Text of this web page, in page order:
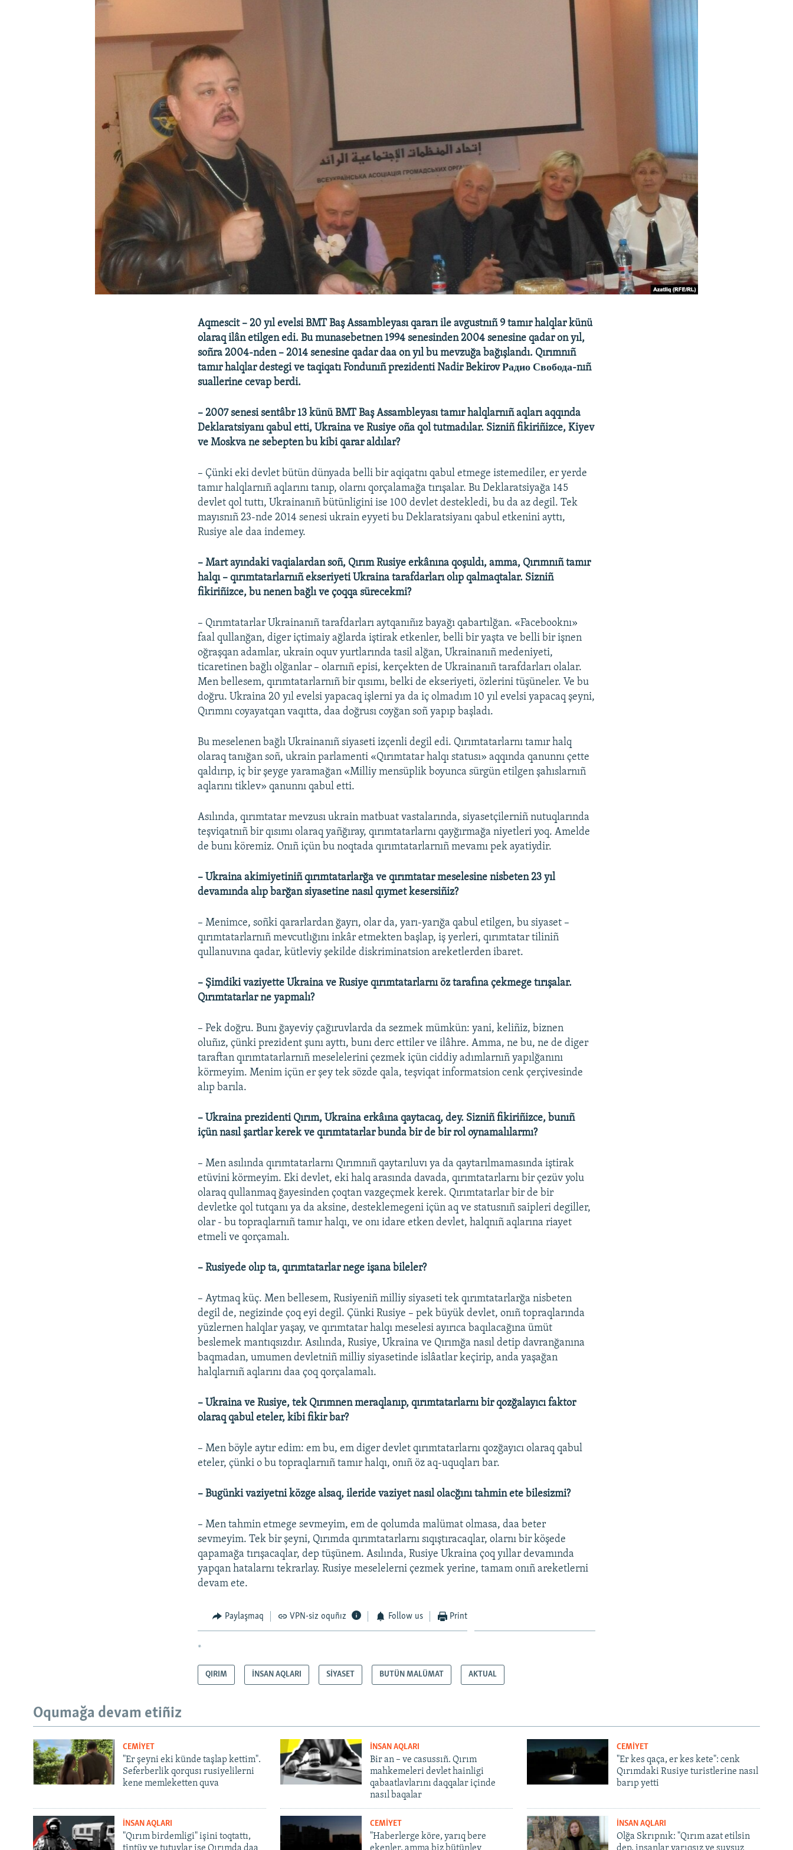
Aqmescit – 20 yıl evelsi BMT Baş Assambleyası qararı ile avgustnıñ 9 tamır halqlar künü
olaraq ilân etilgen edi. Bu munasebetnen 1994 senesinden 2004 senesine qadar on yıl,
soñra 2004-nden – 2014 senesine qadar daa on yıl bu mevzuğa bağışlandı. Qırımnıñ
tamır halqlar destegi ve taqiqatı Fondunıñ prezidenti Nadir Bekirov Радио Свобода-nıñ
suallerine cevap berdi.
– 2007 senesi sentâbr 13 künü BMT Baş Assambleyası tamır halqlarnıñ aqları aqqında
Deklaratsiyanı qabul etti, Ukraina ve Rusiye oña qol tutmadılar. Sizniñ fikiriñizce, Kiyev
ve Moskva ne sebepten bu kibi qarar aldılar?
– Çünki eki devlet bütün dünyada belli bir aqiqatnı qabul etmege istemediler, er yerde
tamır halqlarnıñ aqlarını tanıp, olarnı qorçalamağa tırışalar. Bu Deklaratsiyağa 145
devlet qol tuttı, Ukrainanıñ bütünligini ise 100 devlet destekledi, bu da az degil. Tek
mayısnıñ 23-nde 2014 senesi ukrain eyyeti bu Deklaratsiyanı qabul etkenini ayttı,
Rusiye ale daa indemey.
– Mart ayındaki vaqialardan soñ, Qırım Rusiye erkânına qoşuldı, amma, Qırımnıñ tamır
halqı – qırımtatarlarnıñ ekseriyeti Ukraina tarafdarları olıp qalmaqtalar. Sizniñ
fikiriñizce, bu nenen bağlı ve çoqqa sürecekmi?
– Qırımtatarlar Ukrainanıñ tarafdarları aytqanıñız bayağı qabartılğan. «Facebooknı»
faal qullanğan, diger içtimaiy ağlarda iştirak etkenler, belli bir yaşta ve belli bir işnen
oğraşqan adamlar, ukrain oquv yurtlarında tasil alğan, Ukrainanıñ medeniyeti,
ticaretinen bağlı olğanlar – olarnıñ episi, kerçekten de Ukrainanıñ tarafdarları olalar.
Men bellesem, qırımtatarlarnıñ bir qısımı, belki de ekseriyeti, özlerini tüşüneler. Ve bu
doğru. Ukraina 20 yıl evelsi yapacaq işlerni ya da iç olmadım 10 yıl evelsi yapacaq şeyni,
Qırımnı coyayatqan vaqıtta, daa doğrusı coyğan soñ yapıp başladı.
Bu meselenen bağlı Ukrainanıñ siyaseti izçenli degil edi. Qırımtatarlarnı tamır halq
olaraq tanığan soñ, ukrain parlamenti «Qırımtatar halqı statusı» aqqında qanunnı çette
qaldırıp, iç bir şeyge yaramağan «Milliy mensüplik boyunca sürgün etilgen şahıslarnıñ
aqlarını tiklev» qanunnı qabul etti.
Asılında, qırımtatar mevzusı ukrain matbuat vastalarında, siyasetçilerniñ nutuqlarında
teşviqatnıñ bir qısımı olaraq yañğıray, qırımtatarlarnı qayğırmağa niyetleri yoq. Amelde
de bunı köremiz. Onıñ içün bu noqtada qırımtatarlarnıñ mevamı pek ayatiydir.
– Ukraina akimiyetiniñ qırımtatarlarğa ve qırımtatar meselesine nisbeten 23 yıl
devamında alıp barğan siyasetine nasıl qıymet kesersiñiz?
– Menimce, soñki qararlardan ğayrı, olar da, yarı-yarığa qabul etilgen, bu siyaset –
qırımtatarlarnıñ mevcutlığını inkâr etmekten başlap, iş yerleri, qırımtatar tiliniñ
qullanuvına qadar, kütleviy şekilde diskriminatsion areketlerden ibaret.
– Şimdiki vaziyette Ukraina ve Rusiye qırımtatarlarnı öz tarafına çekmege tırışalar.
Qırımtatarlar ne yapmalı?
– Pek doğru. Bunı ğayeviy çağıruvlarda da sezmek mümkün: yani, keliñiz, biznen
oluñız, çünki prezident şunı ayttı, bunı derc ettiler ve ilâhre. Amma, ne bu, ne de diger
taraftan qırımtatarlarnıñ meselelerini çezmek içün ciddiy adımlarnıñ yapılğanını
körmeyim. Menim içün er şey tek sözde qala, teşviqat informatsion cenk çerçivesinde
alıp barıla.
– Ukraina prezidenti Qırım, Ukraina erkâına qaytacaq, dey. Sizniñ fikiriñizce, bunıñ
içün nasıl şartlar kerek ve qırımtatarlar bunda bir de bir rol oynamalılarmı?
– Men asılında qırımtatarlarnı Qırımnıñ qaytarıluvı ya da qaytarılmamasında iştirak
etüvini körmeyim. Eki devlet, eki halq arasında davada, qırımtatarlarnı bir çezüv yolu
olaraq qullanmaq ğayesinden çoqtan vazgeçmek kerek. Qırımtatarlar bir de bir
devletke qol tutqanı ya da aksine, desteklemegeni içün aq ve statusnıñ saipleri degiller,
olar - bu topraqlarnıñ tamır halqı, ve onı idare etken devlet, halqnıñ aqlarına riayet
etmeli ve qorçamalı.
– Rusiyede olıp ta, qırımtatarlar nege işana bileler?
– Aytmaq küç. Men bellesem, Rusiyeniñ milliy siyaseti tek qırımtatarlarğa nisbeten
degil de, negizinde çoq eyi degil. Çünki Rusiye – pek büyük devlet, onıñ topraqlarında
yüzlernen halqlar yaşay, ve qırımtatar halqı meselesi ayırıca baqılacağına ümüt
beslemek mantıqsızdır. Asılında, Rusiye, Ukraina ve Qırımğa nasıl detip davranğanına
baqmadan, umumen devletniñ milliy siyasetinde islâatlar keçirip, anda yaşağan
halqlarnıñ aqlarını daa çoq qorçalamalı.
– Ukraina ve Rusiye, tek Qırımnen meraqlanıp, qırımtatarlarnı bir qozğalayıcı faktor
olaraq qabul eteler, kibi fikir bar?
– Men böyle aytır edim: em bu, em diger devlet qırımtatarlarnı qozğayıcı olaraq qabul
eteler, çünki o bu topraqlarnıñ tamır halqı, onıñ öz aq-uquqları bar.
– Bugünki vaziyetni közge alsaq, ileride vaziyet nasıl olacğını tahmin ete bilesizmi?
– Men tahmin etmege sevmeyim, em de qolumda malümat olmasa, daa beter
sevmeyim. Tek bir şeyni, Qırımda qırımtatarlarnı sıqıştıracaqlar, olarnı bir köşede
qapamağa tırışacaqlar, dep tüşünem. Asılında, Rusiye Ukraina çoq yıllar devamında
yapqan hatalarnı tekrarlay. Rusiye meselelerni çezmek yerine, tamam onıñ areketlerni
devam ete.
Paylaşmaq VPN-siz oquñız Follow us Print
*
QIRIM İNSAN AQLARI SİYASET BUTÜN MALÜMAT AKTUAL
Oqumağa devam etiñiz
CEMİYET
"Er şeyni eki künde taşlap kettim".
Seferberlik qorqusı rusiyelilerni
kene memleketten quva
İNSAN AQLARI
Bir an – ve casussıñ. Qırım
mahkemeleri devlet hainligi
qabaatlavlarını daqqalar içinde
nasıl baqalar
CEMİYET
"Er kes qaça, er kes kete": cenk
Qırımdaki Rusiye turistlerine nasıl
barıp yetti
İNSAN AQLARI
"Qırım birdemligi" işini toqtattı,
tintüv ve tutuvlar ise Qırımda daa
CEMİYET
"Haberlerge köre, yarıq bere
ekenler, amma biz bütünley
İNSAN AQLARI
Olğa Skrıpnık: "Qırım azat etilsin
dep, insanlar yarıqsız ve suvsuz